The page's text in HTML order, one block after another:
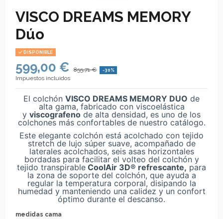
VISCO DREAMS MEMORY
Dúo
DISPONIBLE
599,00 € 855,71 € -30%
Impuestos incluidos
El colchón VISCO DREAMS MEMORY DUO de
alta gama, fabricado con viscoelástica
y viscografeno de alta densidad, es uno de los
colchones más confortables de nuestro catálogo.
Este elegante colchón está acolchado con tejido
stretch de lujo súper suave, acompañado de
laterales acolchados, seis asas horizontales
bordadas para facilitar el volteo del colchón y
tejido transpirable CoolAir 3D® refrescante, para
la zona de soporte del colchón, que ayuda a
regular la temperatura corporal, disipando la
humedad y manteniendo una calidez y un confort
óptimo durante el descanso.
medidas cama